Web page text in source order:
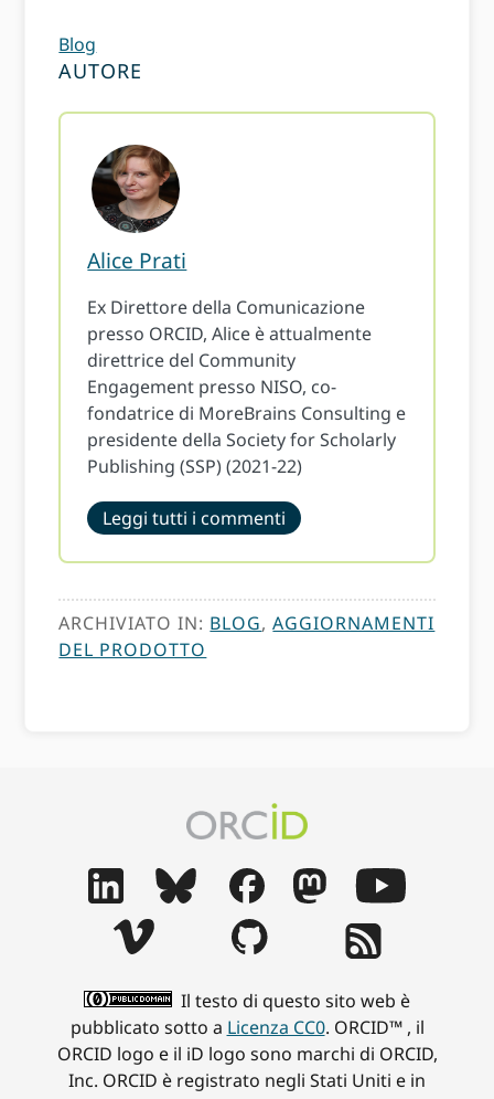
Blog
AUTORE
Alice Prati
Ex Direttore della Comunicazione
presso ORCID, Alice è attualmente
direttrice del Community
Engagement presso NISO, co-
fondatrice di MoreBrains Consulting e
presidente della Society for Scholarly
Publishing (SSP) (2021-22)
Leggi tutti i commenti
ARCHIVIATO IN: BLOG,AGGIORNAMENTI
DEL PRODOTTO
Il testo di questo sito web è
pubblicato sotto a Licenza CC0. ORCID™ , il
ORCID logo e il iD logo sono marchi di ORCID,
Inc. ORCID è registrato negli Stati Uniti e in